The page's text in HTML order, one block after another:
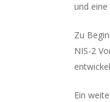
und
Zu
NIS-2
Ein